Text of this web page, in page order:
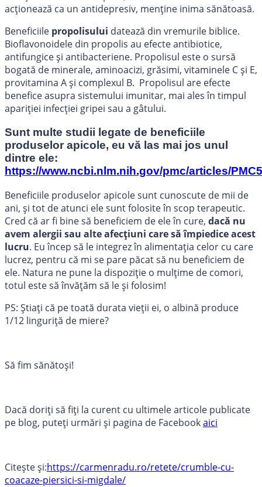
acționează ca un antidepresiv, menține inima sănătoasă.
Beneficiile propolisului datează din vremurile biblice.
Bioflavonoidele din propolis au efecte antibiotice,
antifungice și antibacteriene. Propolisul este o sursă
bogată de minerale, aminoacizi, grăsimi, vitaminele C și E,
provitamina A și complexul B. Propolisul are efecte
benefice asupra sistemului imunitar, mai ales în timpul
apariției infecției gripei sau a gâtului.
Sunt multe studii legate de beneficiile
produselor apicole, eu vă las mai jos unul
dintre ele:
https://www.ncbi.nlm.nih.gov/pmc/articles/
Beneficiile produselor apicole sunt cunoscute de mii de
ani, și tot de atunci ele sunt folosite în scop terapeutic.
Cred că ar fi bine să beneficiem de ele în cure, dacă nu
avem alergii sau alte afecțiuni care să împiedice acest
lucru. Eu încep să le integrez în alimentația celor cu care
lucrez, pentru că mi se pare păcat să nu beneficiem de
ele. Natura ne pune la dispoziție o mulțime de comori,
totul este să învățăm să le și folosim!
PS: Știați că pe toată durata vieții ei, o albină produce
1/12 linguriță de miere?
Să fim sănătoși!
Dacă doriți să fiți la curent cu ultimele articole publicate
pe blog, puteți urmări și pagina de Facebookaici
Citește și:https://carmenradu.ro/retete/crumble-cu-
coacaze-piersici-si-migdale/